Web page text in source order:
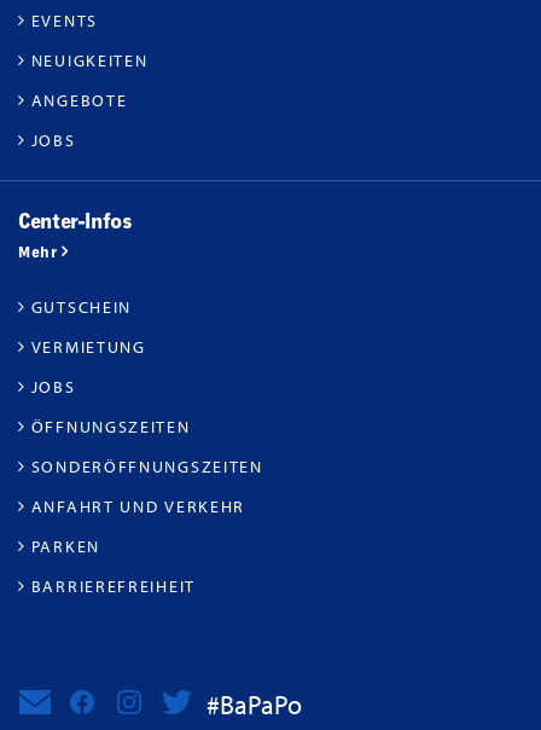
EVENTS
NEUIGKEITEN
ANGEBOTE
JOBS
Center-Infos
Mehr
GUTSCHEIN
VERMIETUNG
JOBS
ÖFFNUNGSZEITEN
SONDERÖFFNUNGSZEITEN
ANFAHRT UND VERKEHR
PARKEN
BARRIEREFREIHEIT
#BaPaPo